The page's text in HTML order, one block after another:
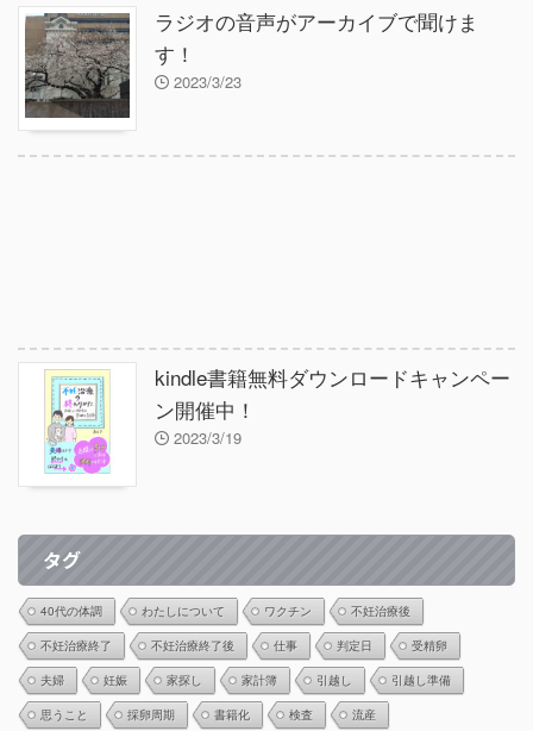
ラジオの音声がアーカイブで聞けま
す！
2023/3/23
kindle書籍無料ダウンロードキャンペー
ン開催中！
2023/3/19
タグ
40代の体調 わたしについて ワクチン 不妊治療後
不妊治療終了 不妊治療終了後 仕事 判定日 受精卵
夫婦 妊娠 家探し 家計簿 引越し 引越し準備
思うこと 採卵周期 書籍化 検査 流産